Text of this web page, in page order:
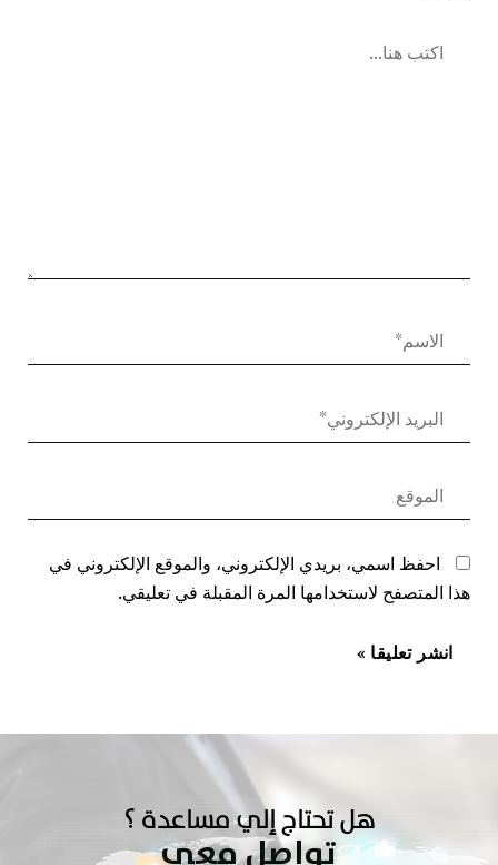
احفظ اسمي، بريدي الإلكتروني، والموقع الإلكتروني في
هذا المتصفح لاستخدامها المرة المقبلة في تعليقي.
هل تحتاج إلي مساعدة ؟